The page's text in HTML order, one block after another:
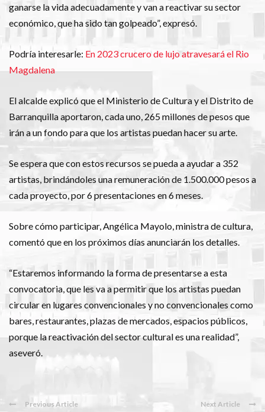
ganarse la vida adecuadamente y van a reactivar su sector
económico, que ha sido tan golpeado”, expresó.
Podría interesarle: En 2023 crucero de lujo atravesará el Rio
Magdalena
El alcalde explicó que el Ministerio de Cultura y el Distrito de
Barranquilla aportaron, cada uno, 265 millones de pesos que
irán a un fondo para que los artistas puedan hacer su arte.
Se espera que con estos recursos se pueda a ayudar a 352
artistas, brindándoles una remuneración de 1.500.000 pesos a
cada proyecto, por 6 presentaciones en 6 meses.
Sobre cómo participar, Angélica Mayolo, ministra de cultura,
comentó que en los próximos días anunciarán los detalles.
“Estaremos informando la forma de presentarse a esta
convocatoria, que les va a permitir que los artistas puedan
circular en lugares convencionales y no convencionales como
bares, restaurantes, plazas de mercados, espacios públicos,
porque la reactivación del sector cultural es una realidad”,
aseveró.
Previous Article Next Article